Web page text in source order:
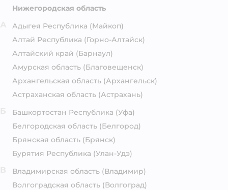
Нижегородская область
Адыгея Республика (Майкоп)
Алтай Республика (Горно-Алтайск)
Алтайский край (Барнаул)
Амурская область (Благовещенск)
Архангельская область (Архангельск)
Астраханская область (Астрахань)
Башкортостан Республика (Уфа)
Белгородская область (Белгород)
Брянская область (Брянск)
Бурятия Республика (Улан-Удэ)
Владимирская область (Владимир)
Волгоградская область (Волгоград)